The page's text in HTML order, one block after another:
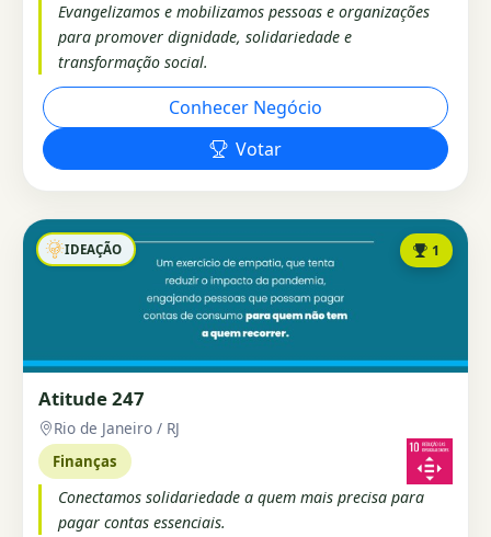
Evangelizamos e mobilizamos pessoas e organizações
para promover dignidade, solidariedade e
transformação social.
Conhecer Negócio
Votar
IDEAÇÃO 1
Atitude 247
Rio de Janeiro / RJ
Finanças
Conectamos solidariedade a quem mais precisa para
pagar contas essenciais.